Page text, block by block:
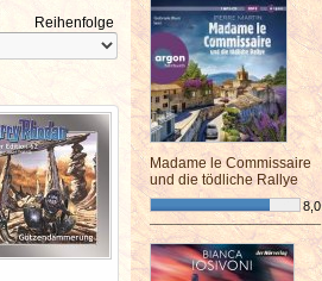
Reihenfolge
Madame le Commissaire
und die tödliche Rallye
8,0
¯¯¯¯¯¯¯¯¯¯¯¯¯¯¯¯¯¯¯¯¯¯¯¯